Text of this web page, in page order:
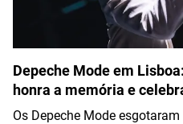
Depeche Mode em
honra a memória e
Os Depeche Mode